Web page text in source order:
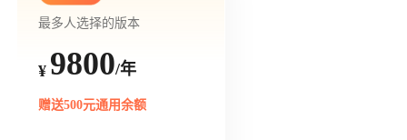
最多人选择的版本
¥ 9800/年
赠送500元通用余额